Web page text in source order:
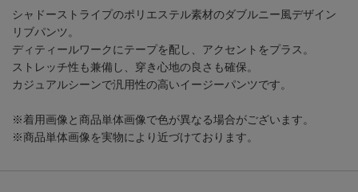
シャドーストライプのポリエステル素材のダブルニー風デザイン
リブパンツ。
ディティールワークにテープを配し、アクセントをプラス。
ストレッチ性も兼備し、穿き心地の良さも確保。
カジュアルシーンで汎用性の高いイージーパンツです。
※着用画像と商品単体画像で色が異なる場合がございます。
※商品単体画像を実物により近づけております。